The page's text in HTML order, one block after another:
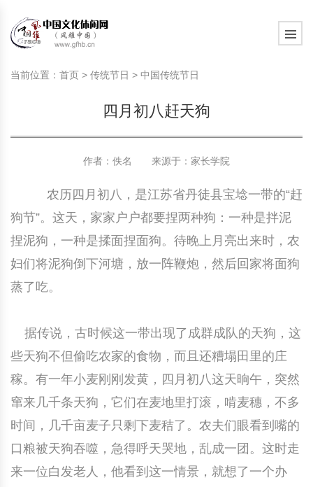
旅游民俗文化动态
中国民俗史话
中国民俗信仰
中外婚俗文化
中国民俗时尚
中国传统服饰
中华民居
中华文脉
中国古代休闲文化
国外民俗趣谈
时尚休闲文化
中国传统节日
中国生肖文化
中国饮食文化
刺绣
灯笼
扎染
皮影
木雕
紫砂壶
中国结
中国民间故事
中国周易文化
国外神秘文化
现代家庭教育知识
艺术百科
教育百科
旅游民俗文化动态
中国民俗史话
中国民俗信仰
中外婚俗文化
中国民俗时尚
中国传统服饰
中华民居
中华文脉
中国古代休闲文化
国外民俗趣谈
时尚休闲文化
中国传统节日
中国生肖文化
中国饮食文化
刺绣
灯笼
扎染
皮影
木雕
紫砂壶
中国结
中国民间故事
中国周易文化
国外神秘文化
现代家庭教育知识
艺术百科
教育百科
当前位置： 首页 > 传统节日 > 中国传统节日
四月初八赶天狗
作者：佚名 来源于： 家长学院
农历四月初八，是江苏省丹徒县宝埝一带的“赶
狗节”。这天，家家户户都要捏两种狗：一种是拌泥
捏泥狗，一种是揉面捏面狗。待晚上月亮出来时，农
妇们将泥狗倒下河塘，放一阵鞭炮，然后回家将面狗
蒸了吃。
据传说，古时候这一带出现了成群成队的天狗，这
些天狗不但偷吃农家的食物，而且还糟塌田里的庄
稼。有一年小麦刚刚发黄，四月初八这天晌午，突然
窜来几千条天狗，它们在麦地里打滚，啃麦穗，不多
时间，几千亩麦子只剩下麦秸了。农夫们眼看到嘴的
口粮被天狗吞噬，急得呼天哭地，乱成一团。这时走
来一位白发老人，他看到这一情景，就想了一个办